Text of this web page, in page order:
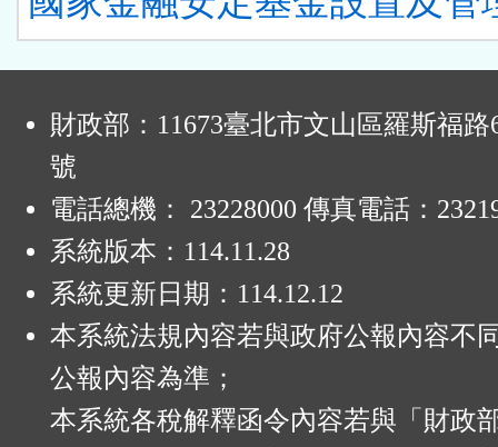
財政部：11673臺北市文山區羅斯福路
號
電話總機： 23228000 傳真電話：
系統版本： 114.11.28
系統更新日期： 114.12.12
本系統法規內容若與政府公報內容不
公報內容為準；
本系統各稅解釋函令內容若與「財政